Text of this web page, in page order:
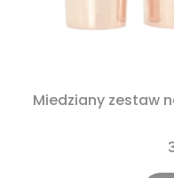
Miedziany zestaw